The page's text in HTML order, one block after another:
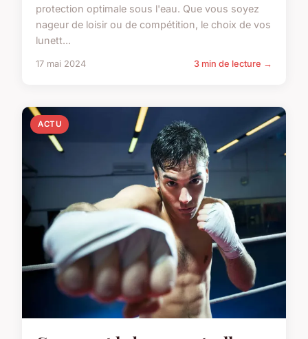
protection optimale sous l'eau. Que vous soyez
nageur de loisir ou de compétition, le choix de vos
lunett...
17 mai 2024 3 min de lecture →
ACTU